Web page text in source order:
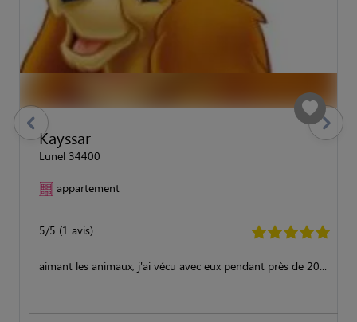
Kayssar
Lunel 34400
appartement
5/5 (1 avis)
aimant les animaux, j'ai vécu avec eux pendant près de 20...
previous Suivant